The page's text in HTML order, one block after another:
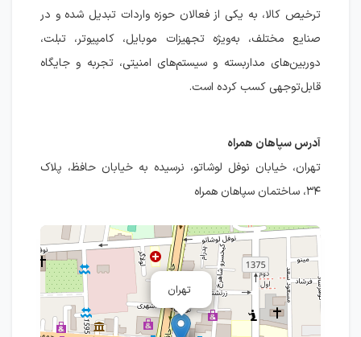
ترخیص کالا، به یکی از فعالان حوزه واردات تبدیل شده و در
صنایع مختلف، به‌ویژه تجهیزات موبایل، کامپیوتر، تبلت،
دوربین‌های مداربسته و سیستم‌های امنیتی، تجربه و جایگاه
قابل‌توجهی کسب کرده است.
آدرس سپاهان همراه
تهران، خیابان نوفل لوشاتو، نرسیده به خیابان حافظ، پلاک
۳۴، ساختمان سپاهان همراه
تهران